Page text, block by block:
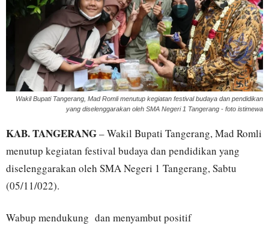
Wakil Bupati Tangerang, Mad Romli menutup kegiatan festival budaya dan pendidikan
yang diselenggarakan oleh SMA Negeri 1 Tangerang - foto istimewa
KAB. TANGERANG– Wakil Bupati Tangerang, Mad Romli
menutup kegiatan festival budaya dan pendidikan yang
diselenggarakan oleh SMA Negeri 1 Tangerang, Sabtu
(05/11/022).
Wabup mendukung dan menyambut positif